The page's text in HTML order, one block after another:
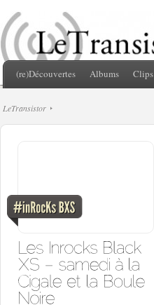
(re)Découvertes Albums Clips
LeTransistor